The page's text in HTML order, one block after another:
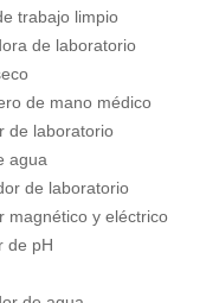
trabajo limpio
de laboratorio
de mano médico
de laboratorio
agua
de laboratorio
magnético y eléctrico
de pH